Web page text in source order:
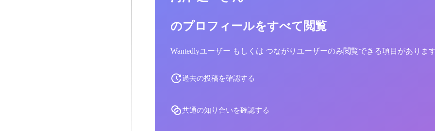
のプロフィールをすべて閲覧
Wantedlyユーザー もしくは つながりユーザーのみ閲覧できる項目がありま
過去の投稿を確認する
共通の知り合いを確認する